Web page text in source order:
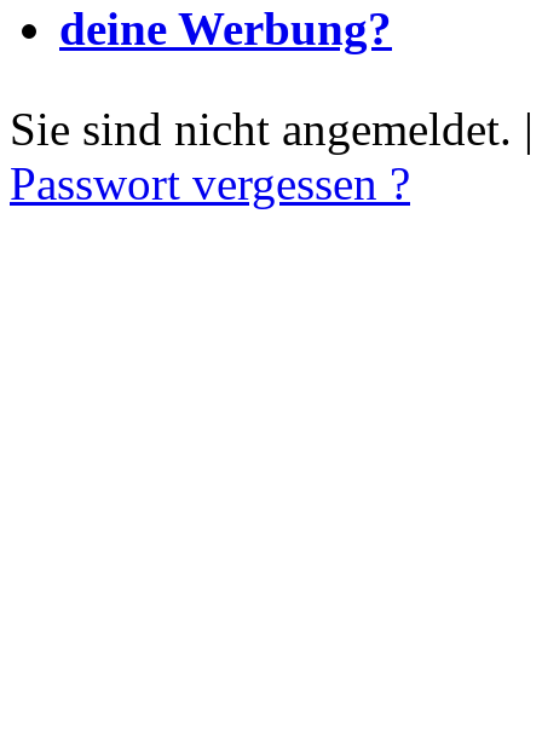
deine Werbung?
Sie sind nicht angemeldet. |
Passwort vergessen ?